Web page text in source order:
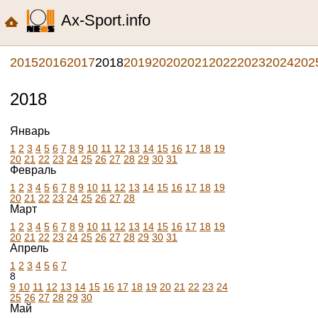
Ax-Sport.info
2015201620172018201920202021202220232024
2018
Январь
1 2 3 4 5 6 7 8 9 10 11 12 13 14 15 16 17 18 19
20 21 22 23 24 25 26 27 28 29 30 31
Февраль
1 2 3 4 5 6 7 8 9 10 11 12 13 14 15 16 17 18 19
20 21 22 23 24 25 26 27 28
Март
1 2 3 4 5 6 7 8 9 10 11 12 13 14 15 16 17 18 19
20 21 22 23 24 25 26 27 28 29 30 31
Апрель
1 2 3 4 5 6 7
8
9 10 11 12 13 14 15 16 17 18 19 20 21 22 23 24
25 26 27 28 29 30
Май